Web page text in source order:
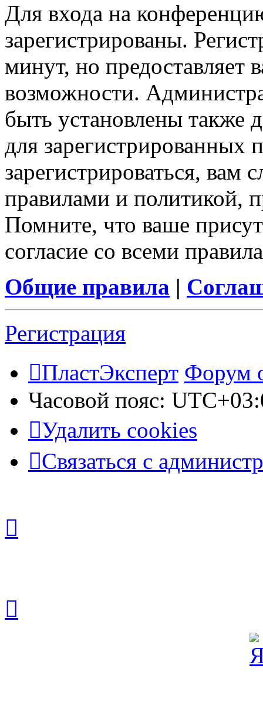
Для входа на
зарегистрированы.
минут, но предоставляет
возможности.
быть установлены также
для зарегистрированных
зарегистрироваться, вам
правилами и политикой,
Помните, что ваше
согласие со всеми
Общие правила |
Регистрация
ПластЭксперт Форум
Часовой пояс:
Удалить cookies
Связаться с